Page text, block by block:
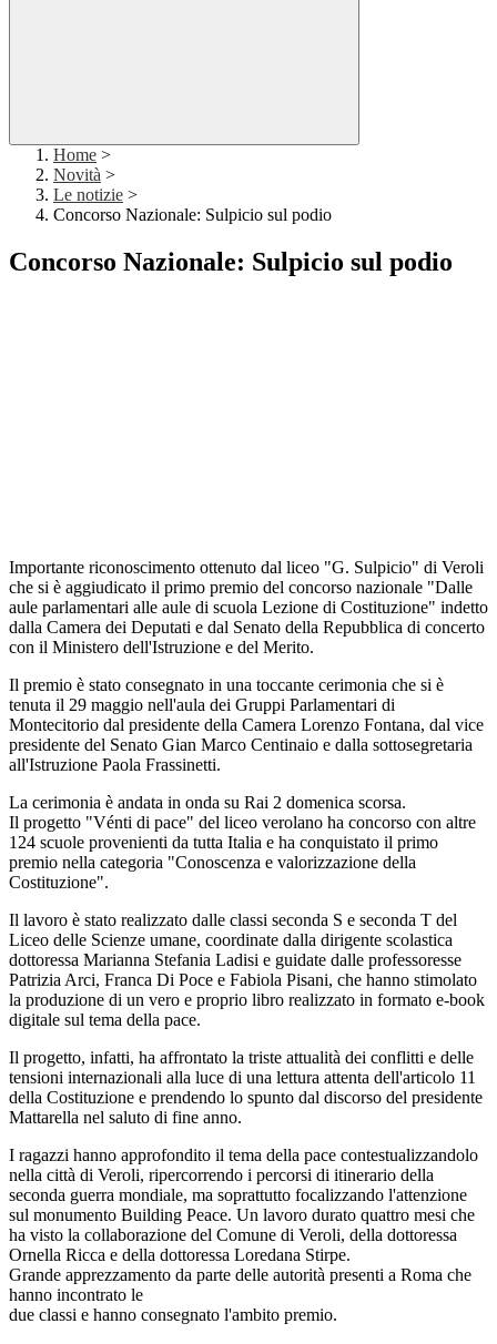
Home >
Novità >
Le notizie >
Concorso Nazionale: Sulpicio sul podio
Concorso Nazionale: Sulpicio sul podio
Importante riconoscimento ottenuto dal liceo "G. Sulpicio" di Veroli
che si è aggiudicato il primo premio del concorso nazionale "Dalle
aule parlamentari alle aule di scuola Lezione di Costituzione" indetto
dalla Camera dei Deputati e dal Senato della Repubblica di concerto
con il Ministero dell'Istruzione e del Merito.
Il premio è stato consegnato in una toccante cerimonia che si è
tenuta il 29 maggio nell'aula dei Gruppi Parlamentari di
Montecitorio dal presidente della Camera Lorenzo Fontana, dal vice
presidente del Senato Gian Marco Centinaio e dalla sottosegretaria
all'Istruzione Paola Frassinetti.
La cerimonia è andata in onda su Rai 2 domenica scorsa.
Il progetto "Vénti di pace" del liceo verolano ha concorso con altre
124 scuole provenienti da tutta Italia e ha conquistato il primo
premio nella categoria "Conoscenza e valorizzazione della
Costituzione".
Il lavoro è stato realizzato dalle classi seconda S e seconda T del
Liceo delle Scienze umane, coordinate dalla dirigente scolastica
dottoressa Marianna Stefania Ladisi e guidate dalle professoresse
Patrizia Arci, Franca Di Poce e Fabiola Pisani, che hanno stimolato
la produzione di un vero e proprio libro realizzato in formato e-book
digitale sul tema della pace.
Il progetto, infatti, ha affrontato la triste attualità dei conflitti e delle
tensioni internazionali alla luce di una lettura attenta dell'articolo 11
della Costituzione e prendendo lo spunto dal discorso del presidente
Mattarella nel saluto di fine anno.
I ragazzi hanno approfondito il tema della pace contestualizzandolo
nella città di Veroli, ripercorrendo i percorsi di itinerario della
seconda guerra mondiale, ma soprattutto focalizzando l'attenzione
sul monumento Building Peace. Un lavoro durato quattro mesi che
ha visto la collaborazione del Comune di Veroli, della dottoressa
Ornella Ricca e della dottoressa Loredana Stirpe.
Grande apprezzamento da parte delle autorità presenti a Roma che
hanno incontrato le
due classi e hanno consegnato l'ambito premio.